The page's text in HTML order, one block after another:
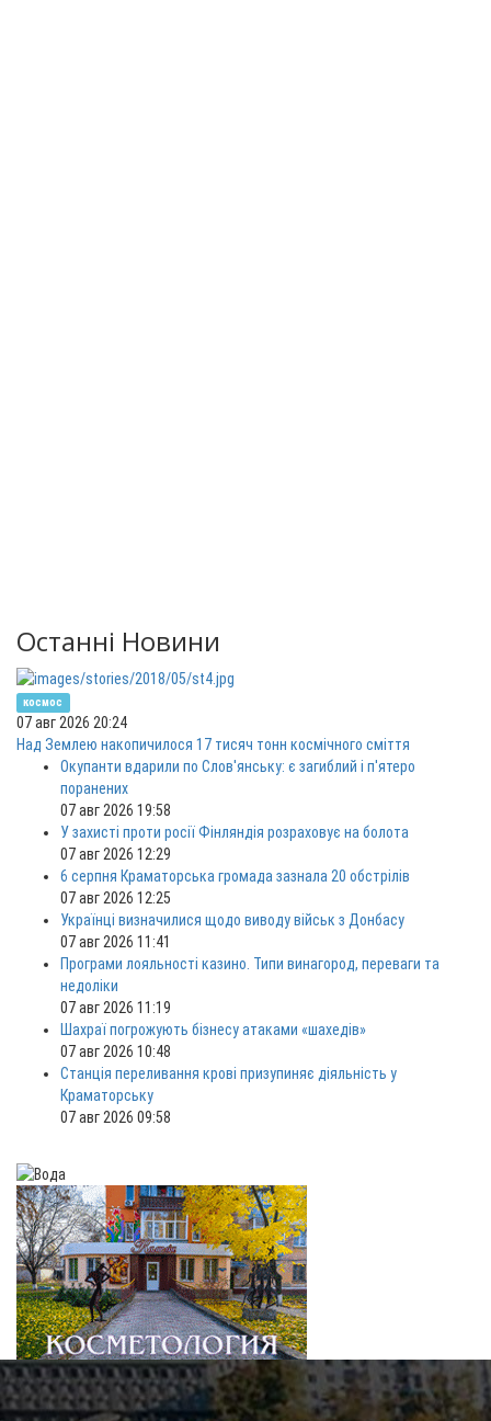
Останні Новини
космос
07 авг 2026 20:24
Над Землею накопичилося 17 тисяч тонн космічного сміття
Окупанти вдарили по Слов'янську: є загиблий і п'ятеро
поранених
07 авг 2026 19:58
У захисті проти росії Фінляндія розраховує на болота
07 авг 2026 12:29
6 серпня Краматорська громада зазнала 20 обстрілів
07 авг 2026 12:25
Українці визначилися щодо виводу військ з Донбасу
07 авг 2026 11:41
Програми лояльності казино. Типи винагород, переваги та
недоліки
07 авг 2026 11:19
Шахраї погрожують бізнесу атаками «шахедів»
07 авг 2026 10:48
Станція переливання крові призупиняє діяльність у
Краматорську
07 авг 2026 09:58